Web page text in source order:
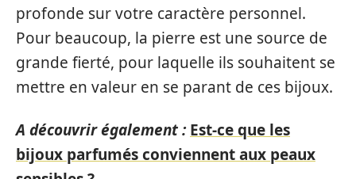
profonde sur votre caractère personnel.
Pour beaucoup, la pierre est une source de
grande fierté, pour laquelle ils souhaitent se
mettre en valeur en se parant de ces bijoux.
A découvrir également : Est-ce que les
bijoux parfumés conviennent aux peaux